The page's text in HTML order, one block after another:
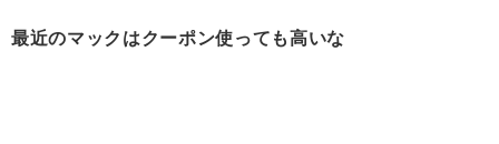
最近のマックはクーポン使っても高いな